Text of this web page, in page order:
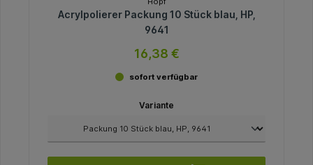
Acrylpolierer Packung 10 Stück blau, HP,
9641
16,38 €
sofort verfügbar
Variante